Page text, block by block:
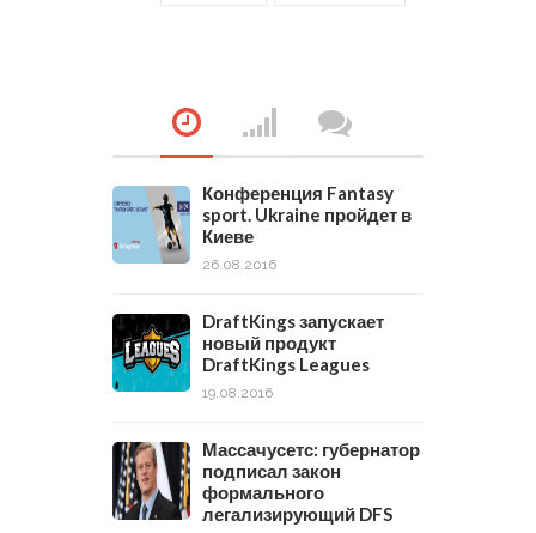
Конференция Fantasy
sport. Ukraine пройдет в
Киеве
26.08.2016
DraftKings запускает
новый продукт
DraftKings Leagues
19.08.2016
Массачусетс: губернатор
подписал закон
формального
легализирующий DFS